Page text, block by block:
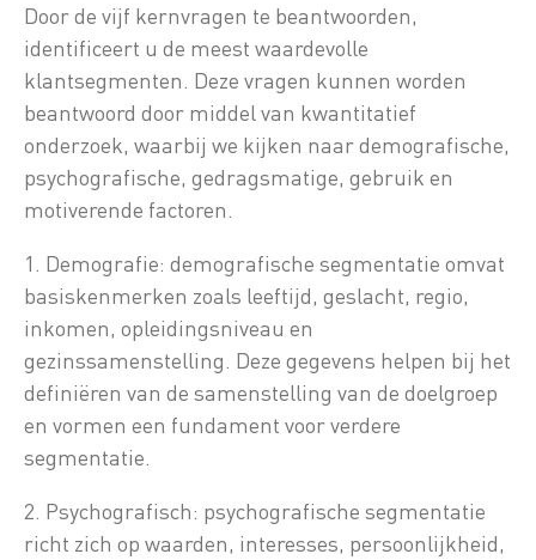
Door de vijf kernvragen te beantwoorden,
identificeert u de meest waardevolle
klantsegmenten. Deze vragen kunnen worden
beantwoord door middel van kwantitatief
onderzoek, waarbij we kijken naar demografische,
psychografische, gedragsmatige, gebruik en
motiverende factoren.
1. Demografie: demografische segmentatie omvat
basiskenmerken zoals leeftijd, geslacht, regio,
inkomen, opleidingsniveau en
gezinssamenstelling. Deze gegevens helpen bij het
definiëren van de samenstelling van de doelgroep
en vormen een fundament voor verdere
segmentatie.
2. Psychografisch: psychografische segmentatie
richt zich op waarden, interesses, persoonlijkheid,